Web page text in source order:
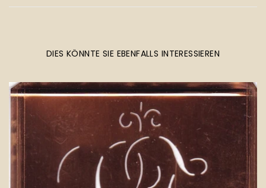
DIES KÖNNTE SIE EBENFALLS INTERESSIEREN